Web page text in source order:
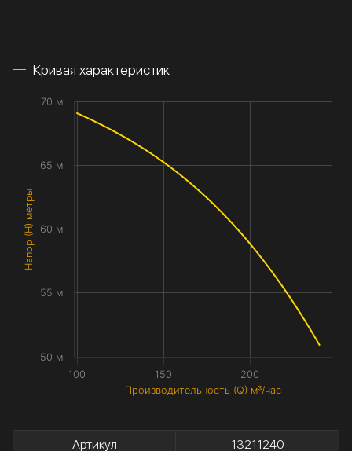
Кривая характеристик
Производительность (Q) м³/час
Напор (H) метры
100 150 200
50 м
55 м
60 м
65 м
70 м
Артикул
13211240